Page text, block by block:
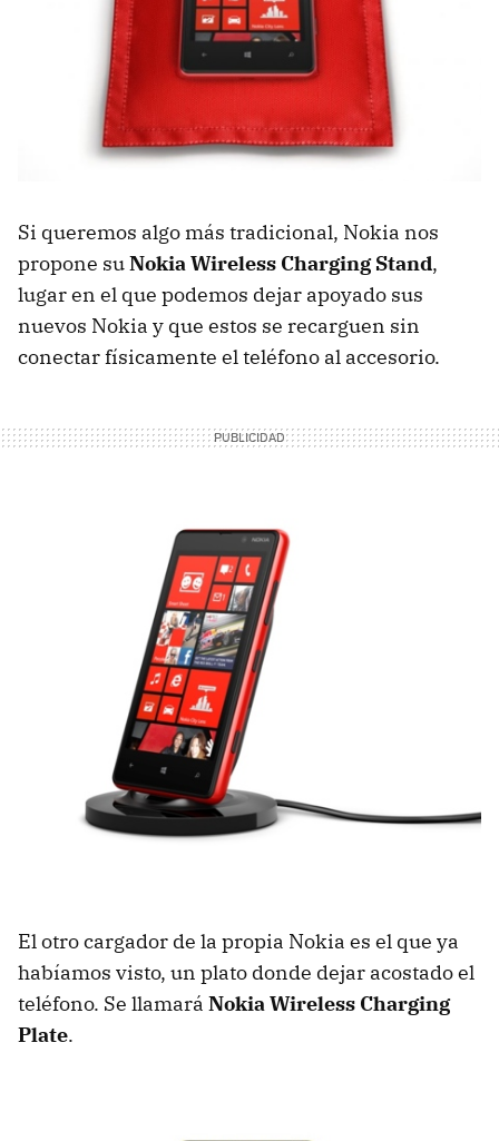
Si queremos algo más tradicional, Nokia nos
propone suNokia Wireless Charging Stand,
lugar en el que podemos dejar apoyado sus
nuevos Nokia y que estos se recarguen sin
conectar físicamente el teléfono al accesorio.
El otro cargador de la propia Nokia es el que ya
habíamos visto, un plato donde dejar acostado el
teléfono. Se llamará Nokia Wireless Charging
Plate.